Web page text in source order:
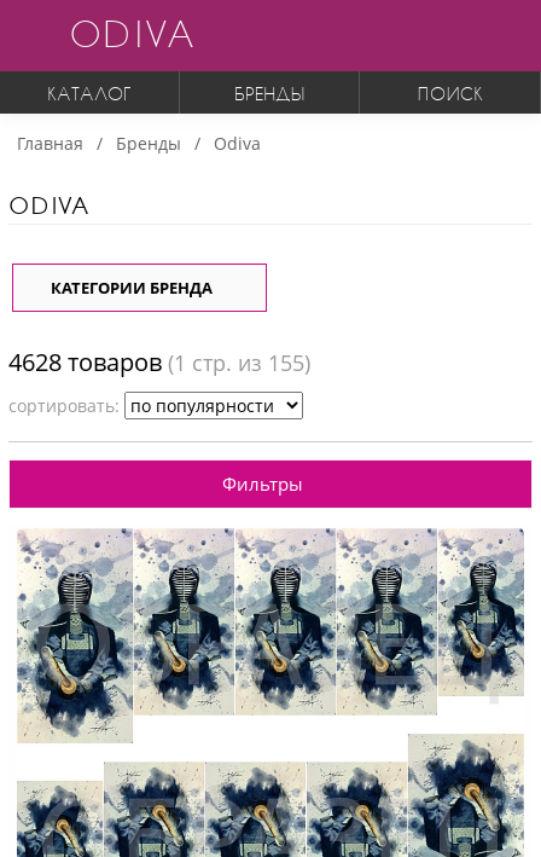
ODIVA
КАТАЛОГ БРЕНДЫ ПОИСК
Главная Бренды Odiva
ODIVA
КАТЕГОРИИ БРЕНДА
4628 товаров (1 стр. из 155)
cортировать:
Фильтры